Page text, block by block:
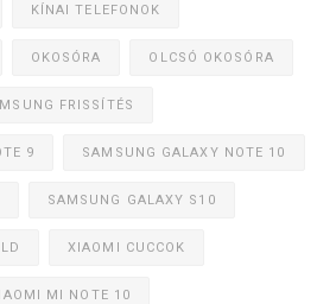
KÍNAI TELEFONOK
OKOSÓRA OLCSÓ OKOSÓRA
FRISSÍTÉS
9 SAMSUNG GALAXY NOTE 10
SAMSUNG GALAXY S10
XIAOMI CUCCOK
MI NOTE 10